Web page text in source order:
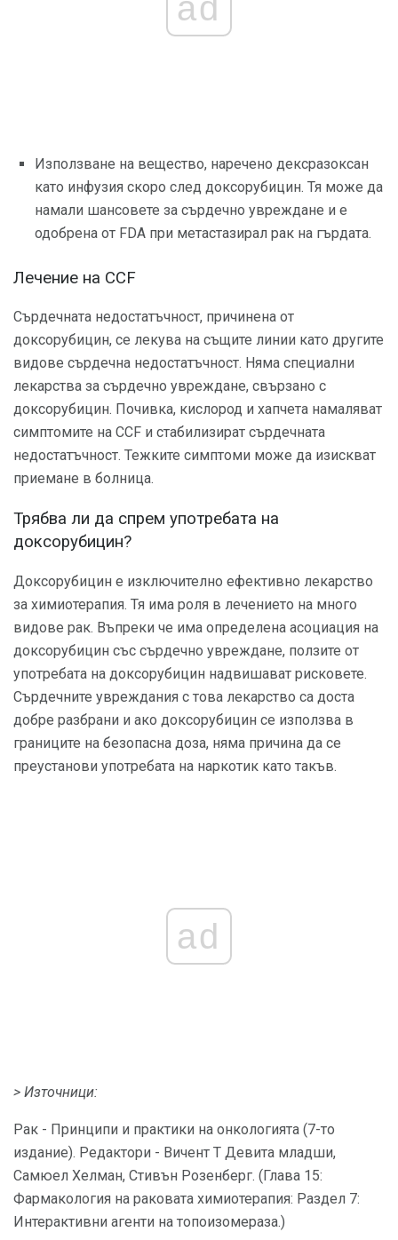
ad
Използване на вещество, наречено дексразоксан
като инфузия скоро след доксорубицин. Тя може да
намали шансовете за сърдечно увреждане и е
одобрена от FDA при метастазирал рак на гърдата.
Лечение на CCF
Сърдечната недостатъчност, причинена от
доксорубицин, се лекува на същите линии като другите
видове сърдечна недостатъчност. Няма специални
лекарства за сърдечно увреждане, свързано с
доксорубицин. Почивка, кислород и хапчета намаляват
симптомите на CCF и стабилизират сърдечната
недостатъчност. Тежките симптоми може да изискват
приемане в болница.
Трябва ли да спрем употребата на
доксорубицин?
Доксорубицин е изключително ефективно лекарство
за химиотерапия. Тя има роля в лечението на много
видове рак. Въпреки че има определена асоциация на
доксорубицин със сърдечно увреждане, ползите от
употребата на доксорубицин надвишават рисковете.
Сърдечните увреждания с това лекарство са доста
добре разбрани и ако доксорубицин се използва в
границите на безопасна доза, няма причина да се
преустанови употребата на наркотик като такъв.
ad
> Източници:
Рак - Принципи и практики на онкологията (7-то
издание). Редактори - Вичент Т Девита младши,
Самюел Хелман, Стивън Розенберг. (Глава 15:
Фармакология на раковата химиотерапия: Раздел 7:
Интерактивни агенти на топоизомераза.)